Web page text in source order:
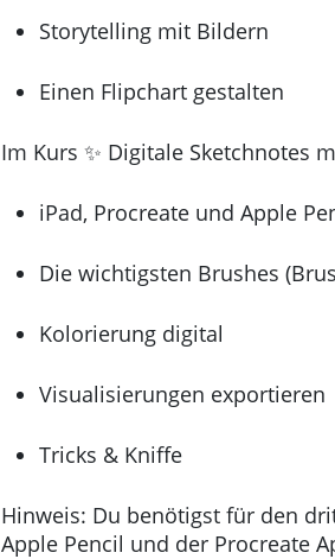
Storytelling mit Bildern
Einen Flipchart gestalten
Im Kurs ✨ Digitale Sketchnotes
iPad, Procreate und Apple
Die wichtigsten Brushes
Kolorierung digital
Visualisierungen exportieren
Tricks & Kniffe
Hinweis: Du benötigst für den
Apple Pencil und der Procreate